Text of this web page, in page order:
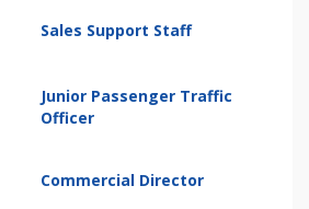
Sales Support Staff
Junior Passenger Traffic
Officer
Commercial Director